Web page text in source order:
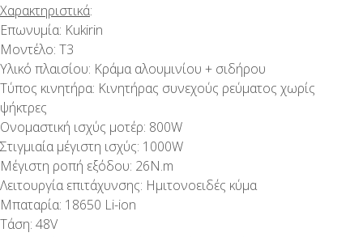
Χαρακτηριστικά:
Επωνυμία: Kukirin
Μοντέλο: T3
Υλικό πλαισίου: Κράμα αλουμινίου + σιδήρου
Τύπος κινητήρα: Κινητήρας συνεχούς ρεύματος χωρίς
ψήκτρες
Ονομαστική ισχύς μοτέρ: 800W
Στιγμιαία μέγιστη ισχύς: 1000W
Μέγιστη ροπή εξόδου: 26N.m
Λειτουργία επιτάχυνσης: Ημιτονοειδές κύμα
Μπαταρία: 18650 Li-ion
Τάση: 48V